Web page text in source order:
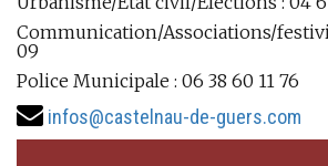
Communication/Associations/
09
Police Municipale : 06 38 60 11 76
infos@castelnau-de-guers.com